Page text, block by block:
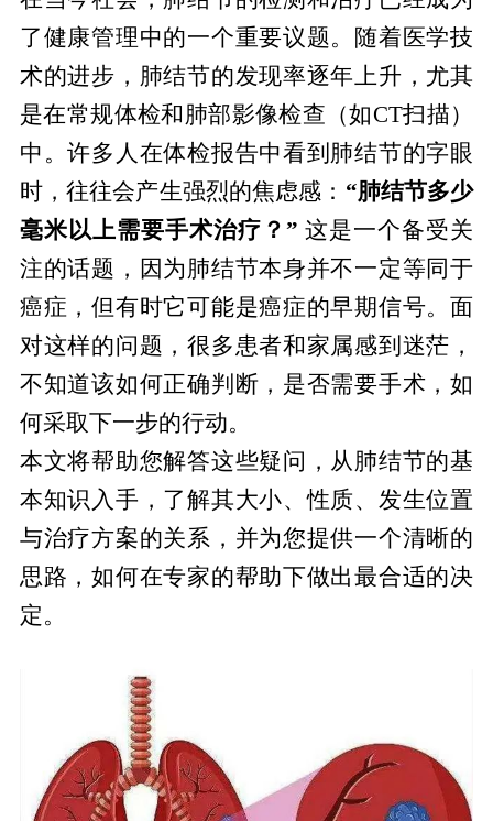
了健康管理中的一个重要议题。随着医学技
术的进步，肺结节的发现率逐年上升，尤其
是在常规体检和肺部影像检查（如CT扫描）
中。许多人在体检报告中看到肺结节的字眼
时，往往会产生强烈的焦虑感： “肺结节多少
毫米以上需要手术治疗？” 这是一个备受关
注的话题，因为肺结节本身并不一定等同于
癌症，但有时它可能是癌症的早期信号。面
对这样的问题，很多患者和家属感到迷茫，
不知道该如何正确判断，是否需要手术，如
何采取下一步的行动。
本文将帮助您解答这些疑问，从肺结节的基
本知识入手，了解其大小、性质、发生位置
与治疗方案的关系，并为您提供一个清晰的
思路，如何在专家的帮助下做出最合适的决
定。